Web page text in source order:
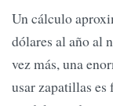
Un cálculo
dólares al año al
vez más, una
usar zapatillas es